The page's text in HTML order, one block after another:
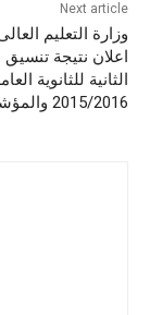
Next article
وزارة التعليم
اعلان نتيجة تنسيق
الثانية للثانوية
2015/2016 والمؤشرات الاولية